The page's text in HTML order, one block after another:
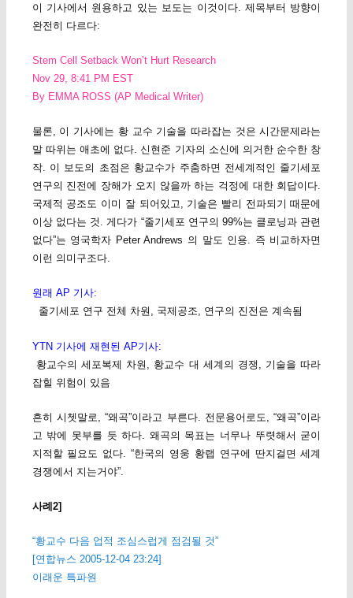
이 기사에서 원용하고 있는 보도는 이것이다. 제목부터 방향이
완전히 다르다:
Stem Cell Setback Won’t Hurt Research
Nov 29, 8:41 PM EST
By EMMA ROSS (AP Medical Writer)
물론, 이 기사에는 황 교수 기술을 따라잡는 것은 시간문제라는
말 따위는 애초에 없다. 신현준 기자의 소신에 의거한 순수한 창
작. 이 보도의 초점은 황교수가 주춤하면 전세계적인 줄기세포
연구의 진전에 장해가 오지 않을까 하는 걱정에 대한 회답이다.
국제적 공조도 이미 잘 되어있고, 기술은 빨리 전파되기 때문에
이상 없다는 것. 게다가 “줄기세포 연구의 99%는 클로닝과 관련
없다”는 영국학자 Peter Andrews 의 말도 인용. 즉 비교하자면
이런 의미구조다.
원래 AP 기사:
줄기세포 연구 전체 차원, 국제공조, 연구의 진전은 계속됨
YTN 기사에 재현된 AP기사:
황교수의 세포복제 차원, 황교수 대 세계의 경쟁, 기술을 따라
잡힐 위험이 있음
흔히 시쳇말로, “왜곡”이라고 부른다. 전문용어로도, “왜곡”이라
고 밖에 못부를 듯 하다. 왜곡의 목표는 너무나 뚜렷해서 굳이
지적할 필요도 없다. “한국의 영웅 황랩 연구에 딴지걸면 세계
경쟁에서 지는거야”.
사례2]
“황교수 다음 업적 조심스럽게 점검될 것”
[연합뉴스 2005-12-04 23:24]
이래운 특파원